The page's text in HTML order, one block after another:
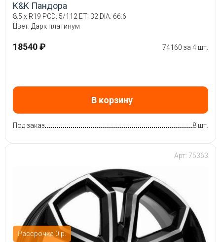
K&K Пандора
8.5 x R19 PCD: 5/112 ET: 32 DIA: 66.6
Цвет: Дарк платинум
18540 ₽ 74160 за 4 шт.
В корзину
Под заказ 8 шт.
Рассрочка 0 р.
Арт: 75363